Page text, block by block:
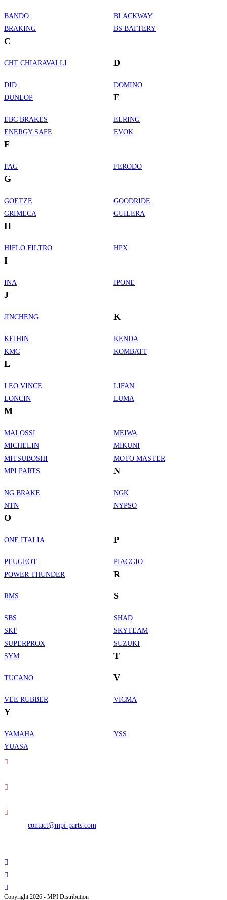
BANDO
BLACKWAY
BRAKING
BS BATTERY
C
CHT CHIARAVALLI D
DID
DOMINO
DUNLOP
E
EBC BRAKES
ELRING
ENERGY SAFE
EVOK
F
FAG FERODO
G
GOETZE
GOODRIDE
GRIMECA
GUILERA
H
HIFLO FILTRO HPX
I
INA IPONE
J
JINCHENG K
KEIHIN
KENDA
KMC
KOMBATT
L
LEO VINCE
LIFAN
LONCIN
LUMA
M
MALOSSI
MEIWA
MICHELIN
MIKUNI
MITSUBOSHI
MOTO MASTER
MPI PARTS
N
NG BRAKE
NGK
NTN
NYPSO
O
ONE ITALIA P
PEUGEOT
PIAGGIO
POWER THUNDER
R
RMS S
SBS
SHAD
SKF
SKYTEAM
SUPERPROX
SUZUKI
SYM
T
TUCANO V
VEE RUBBER VICMA
Y
YAMAHA
YSS
YUASA
contact@mpi-parts.com
Copyright 2026 - MPI Distribution